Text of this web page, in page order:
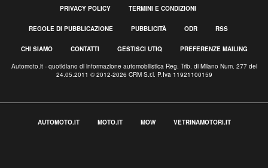
PRIVACY POLICY TERMINI E CONDIZIONI
REGOLE DI PUBBLICAZIONE PUBBLICITÀ ODR RSS
CHI SIAMO CONTATTI GESTISCI UTIQ PREFERENZE MAILING
Automoto.it - quotidiano di informazione automobilistica Reg. Trib. di Milano Num. 277 del
24.05.2011 © 2012-2026 CRM S.r.l. P.Iva 11921100159
AUTOMOTO.IT MOTO.IT MOW VETRINAMOTORI.IT